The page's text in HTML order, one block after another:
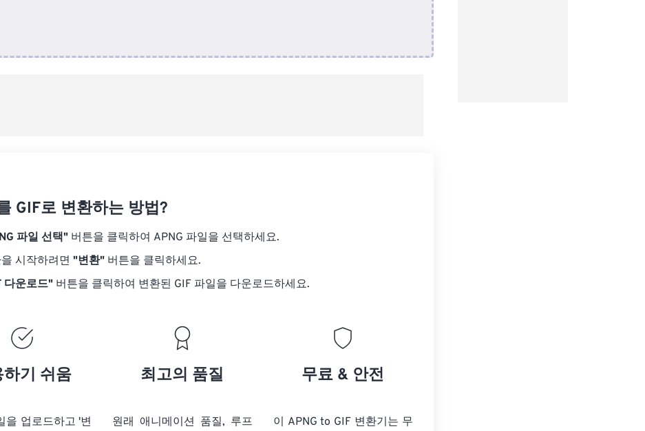
GIF로 변환하는 방법?
파일 선택" 버튼을 클릭하여 APNG 파일을 선택하세요.
시작하려면 "변환" 버튼을 클릭하세요.
다운로드" 버튼을 클릭하여 변환된 GIF 파일을 다운로드하세요.
기 쉬움
을 업로드하고 '변
최고의 품질
원래 애니메이션 품질, 루프
무료 & 안전
이 APNG to GIF 변환기는 무